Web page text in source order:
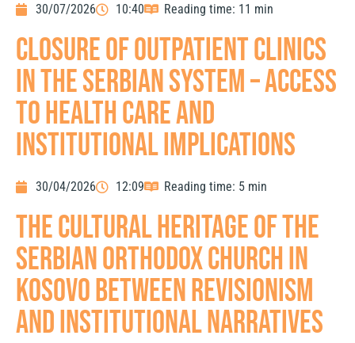
30/07/2026 10:40 Reading time: 11 min
Closure of outpatient clinics
in the Serbian system – access
to health care and
institutional implications
30/04/2026 12:09 Reading time: 5 min
The Cultural Heritage of the
Serbian Orthodox Church in
Kosovo Between Revisionism
and Institutional Narratives